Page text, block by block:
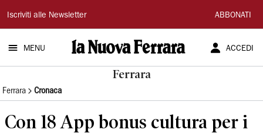
La
Nuova
Ferrara
Iscriviti alle Newsletter ABBONATI
MENU ACCEDI
Ferrara
Ferrara Cronaca
Con 18 App bonus cultura per i